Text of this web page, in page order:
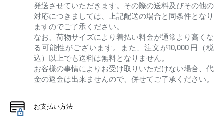
発送させていただきます。その際の送料及びその他の
対応につきましては、上記配送の場合と同条件となり
ますのでご了承ください。
なお、荷物サイズにより着払い料金が通常より高くな
る可能性がございます。また、注文が10,000 円（税
込）以上でも送料は無料となりません。
お客様の事情によりお受け取りいただけない場合、代
金の返金は出来ませんので、併せてご了承ください。
お支払い方法